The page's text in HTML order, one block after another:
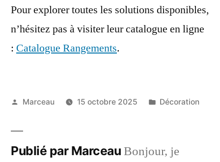
Pour explorer toutes les solutions disponibles,
n’hésitez pas à visiter leur catalogue en ligne
: Catalogue Rangements.
Publié
Marceau 15 octobre 2025
Publié
Décoration
Publié par Marceau Bonjour, je